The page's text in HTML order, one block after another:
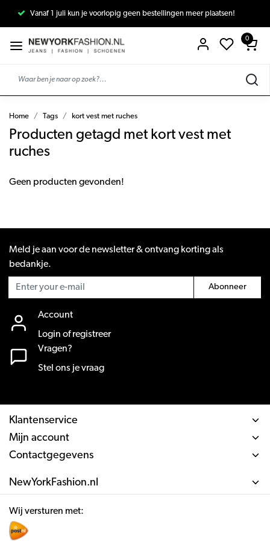
Vanaf 1 juli kun je voorlopig geen bestellingen meer plaatsen!
0
Home Tags kort vest met ruches
Producten getagd met kort vest met
ruches
Geen producten gevonden!
Meld je aan voor de newsletter & ontvang korting als
bedankje.
Abonneer
Account
Login of registreer
Vragen?
Stel ons je vraag
Klantenservice
Mijn account
Contactgegevens
NewYorkFashion.nl
Wij versturen met: